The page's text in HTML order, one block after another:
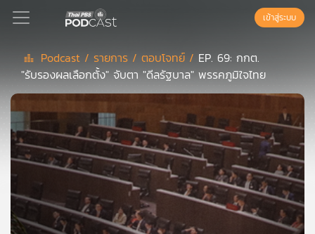
Podcast
เพล
ย์
ลิ
สต์
แนะนำ
เข้าสู่ระบบ
Podcast / รายการ /ตอบโจทย์ / EP. 69: กกต.
"รับรองผลเลือกตั้ง" จับตา "ดีลรัฐบาล" พรรคภูมิใจไทย